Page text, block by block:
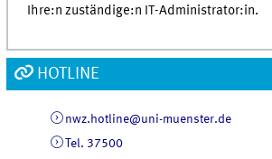
Ihre:n zuständige:n IT-Administrator:in.
HOTLINE
nwz.hotline@uni-muenster.de
Tel. 37500